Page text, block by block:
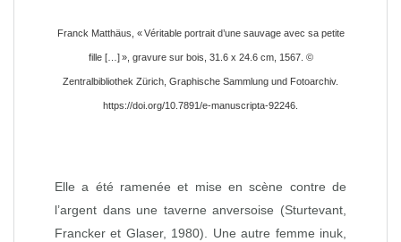
Franck Matthäus, « Véritable portrait d’une sauvage avec sa petite
fille […] », gravure sur bois, 31.6 x 24.6 cm, 1567. ©
Zentralbibliothek Zürich, Graphische Sammlung und Fotoarchiv.
https://doi.org/10.7891/e-manuscripta-92246.
Elle a été ramenée et mise en scène contre de
l’argent dans une taverne anversoise (Sturtevant,
Francker et Glaser, 1980). Une autre femme inuk,